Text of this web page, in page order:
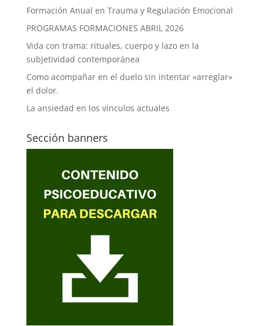
Formación Anual en Trauma y Regulación Emocional
PROGRAMAS FORMACIONES ABRIL 2026
Vida con trama: rituales, cuerpo y lazo en la
subjetividad contemporánea
Como acompañar en el duelo sin intentar «arreglar»
el dolor.
La ansiedad en los vínculos actuales
Sección banners